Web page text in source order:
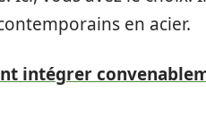
en acier.
intégrer